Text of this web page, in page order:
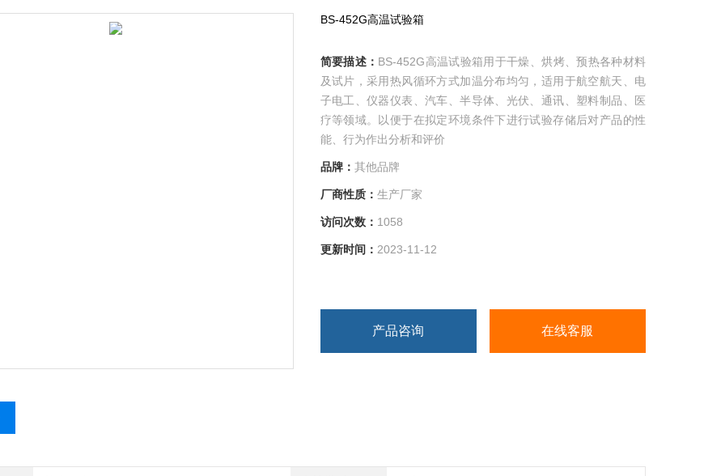
BS-452G高温试验箱
简要描述： BS-452G高温试验箱用于干燥、烘烤、预热各种材料
及试片，采用热风循环方式加温分布均匀，适用于航空航天、电
子电工、仪器仪表、汽车、半导体、光伏、通讯、塑料制品、医
疗等领域。以便于在拟定环境条件下进行试验存储后对产品的性
能、行为作出分析和评价
品牌： 其他品牌
厂商性质： 生产厂家
访问次数： 1058
更新时间： 2023-11-12
产品咨询 在线客服